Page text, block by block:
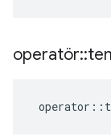
operatör::
operator ::